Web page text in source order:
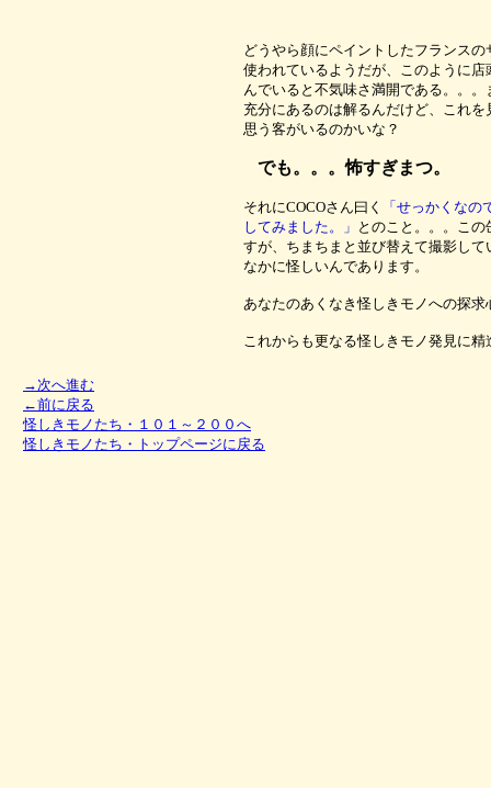
どうやら顔にペイントしたフランス
使われているようだが、このように店
んでいると不気味さ満開である。。
充分にあるのは解るんだけど、これを
思う客がいるのかいな？
でも。。。怖すぎまつ。
それにCOCOさん曰く
「せっかくな
してみました。」 とのこと。。。こ
すが、ちまちまと並び替えて撮影して
なかに怪しいんであります。
あなたのあくなき怪しきモノへの探求
これからも更なる怪しきモノ発見に精
→次へ進む
←前に戻る
怪しきモノたち・１０１～２００へ
怪しきモノたち・トップページに戻る